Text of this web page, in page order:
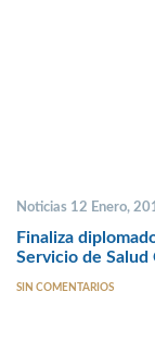
Noticias 12 Enero,
Finaliza
Servicio de Salud
SIN COMENTARIOS